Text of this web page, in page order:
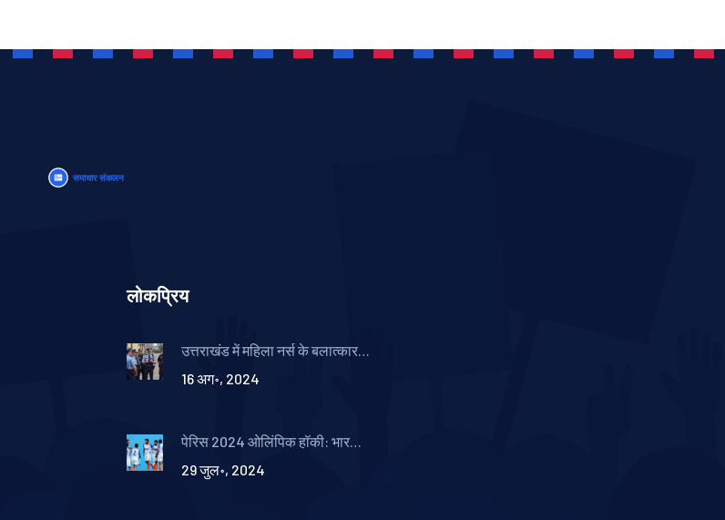
लोकप्रिय
उत्तराखंड में महिला नर्स के बलात्कार
16 अग॰, 2024
पेरिस 2024 ओलिंपिक हॉकी: भारतीय
29 जुल॰, 2024